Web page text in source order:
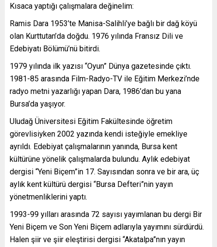
Kısaca yaptığı çalışmalara değinelim:
Ramis Dara 1953’te Manisa-Salihli’ye bağlı bir dağ köyü
olan Kurttutan’da doğdu. 1976 yılında Fransız Dili ve
Edebiyatı Bölümü’nü bitirdi.
1979 yılında ilk yazısı “Oyun” Dünya gazetesinde çıktı.
1981-85 arasında Film-Radyo-TV ile Eğitim Merkezi’nde
radyo metni yazarlığı yapan Dara, 1986’dan bu yana
Bursa’da yaşıyor.
Uludağ Üniversitesi Eğitim Fakültesinde öğretim
görevlisiyken 2002 yazında kendi isteğiyle emekliye
ayrıldı. Edebiyat çalışmalarının yanında, Bursa kent
kültürüne yönelik çalışmalarda bulundu. Aylık edebiyat
dergisi “Yeni Biçem”in 17. Sayısından sonra ve bir ara, üç
aylık kent kültürü dergisi “Bursa Defteri”nin yayın
yönetmenliklerini yaptı.
1993-99 yılları arasında 72 sayısı yayımlanan bu dergi Bir
Yeni Biçem ve Son Yeni Biçem adlarıyla yayımını sürdürdü.
Halen şiir ve şiir eleştirisi dergisi “Akatalpa”nın yayın